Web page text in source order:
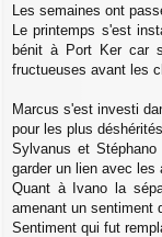
s
s
a
g
e
Les semaines ont
Le printemps s'est
bénit à Port Ker car
fructueuses avant les
Marcus s'est investi
pour les plus
Sylvanus et
garder un lien avec les
Quant à Ivano la
amenant un sentiment
Sentiment qui fut